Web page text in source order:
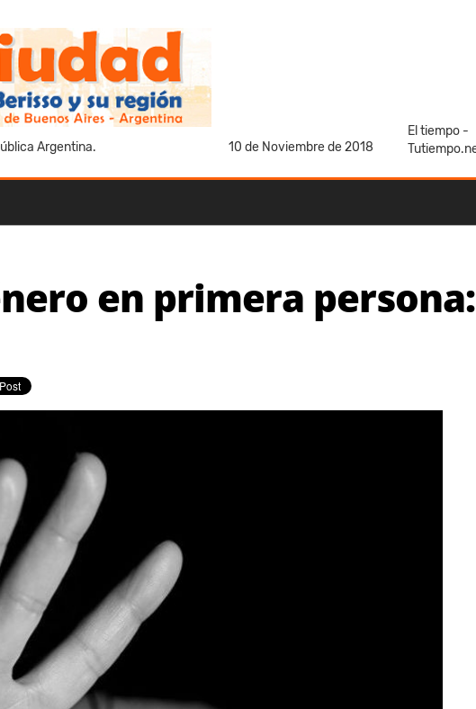
Argentina. 10 de Noviembre de 2018
El tiempo -
en primera